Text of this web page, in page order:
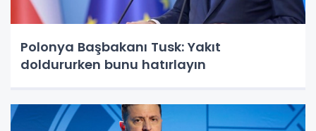
Polonya Başbakanı Tusk: Yakıt
doldururken bunu hatırlayın